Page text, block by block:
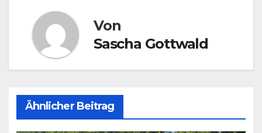
Von
Sascha Gottwald
Ähnlicher Beitrag